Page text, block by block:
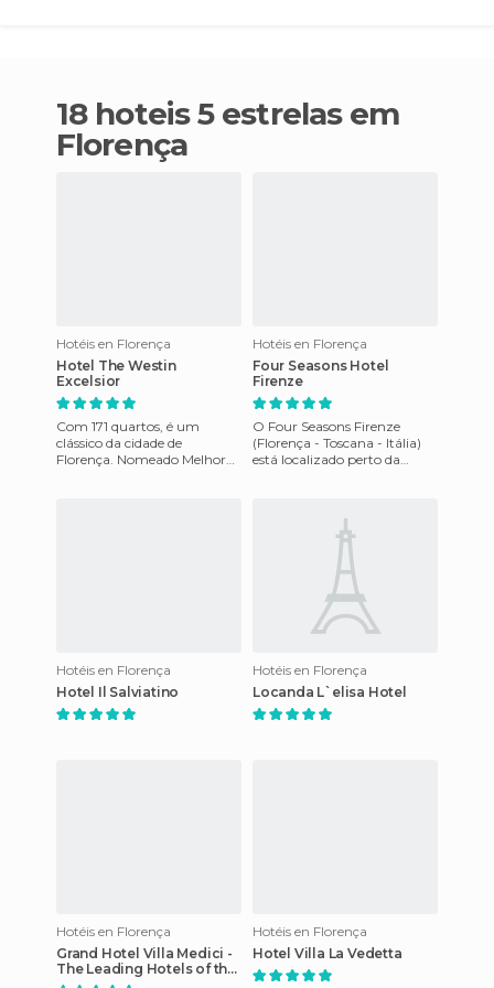
18 hoteis 5 estrelas em
Florença
Hotéis en Florença
Hotel The Westin
Excelsior
Com 171 quartos, é um
clássico da cidade de
Florença. Nomeado Melhor
Hotéis en Florença
Four Seasons Hotel
Firenze
O Four Seasons Firenze
(Florença - Toscana - Itália)
está localizado perto da
Hotéis en Florença
Hotel Il Salviatino
Hotéis en Florença
Locanda L`elisa Hotel
Hotéis en Florença
Grand Hotel Villa Medici -
The Leading Hotels of the
World
Hotéis en Florença
Hotel Villa La Vedetta